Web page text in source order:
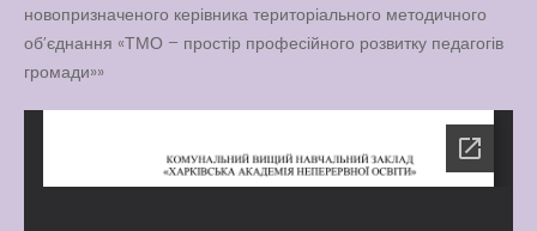
новопризначеного керівника територіального методичного
об’єднання «ТМО – простір професійного розвитку педагогів
громади»»